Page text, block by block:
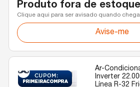
Produto fora de estoque
Clique aqui para ser avisado quando
Avise-me
Ar-
Inverter
Línea R-32